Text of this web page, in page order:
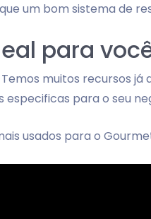
um bom sistema de
para
Temos muitos recursos
para o seu
usados para o